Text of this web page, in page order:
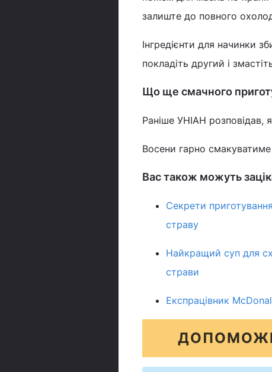
залиште до повного
Інгредієнти для начинки
покладіть другий і
Що ще смачного
Раніше УНІАН розповідав,
Восени гарно смакуватиме
Вас також можуть
Секрети
страву
Найкращий суп для
страви
Експрацівник